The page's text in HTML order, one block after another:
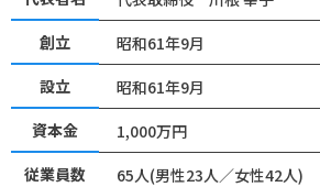
創立
昭和61年9月
設立
昭和61年9月
資本金
1,000万円
従業員数
65人(男性23人／女性42人)